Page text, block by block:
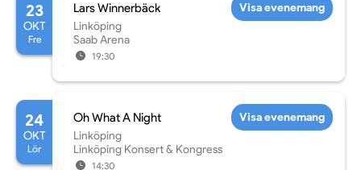
23
OKT
Fre
Lars Winnerbäck
Linköping
Saab Arena
19:30
Visa evenemang
24
OKT
Lör
Oh What A Night
Linköping
Linköping Konsert & Kongress
14:30
Visa evenemang